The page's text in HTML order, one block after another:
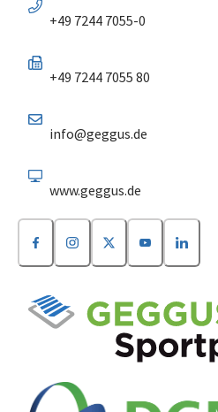
+49 7244 7055-0
+49 7244 7055 80
info@geggus.de
www.geggus.de